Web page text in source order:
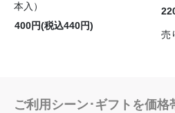
本入）
400円(税込440円)
売
ご利用シーン･ギフトを価格